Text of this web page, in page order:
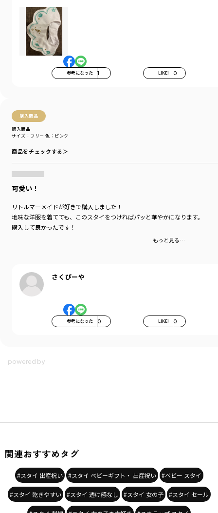
参考になった 1 LIKE! 0
購入商品
購入商品
サイズ：フリー 色：ピンク
商品をチェックする＞
可愛い！
リトルマーメイドが好きで購入しました！
地味な洋服を着てても、このスタイをつければパッと華やかになります。
購入して良かったです！
もっと見る…
さくぴーや
参考になった 0 LIKE! 0
BABY
商品番号
04-3576-601
関連おすすめタグ
#スタイ 出産祝い #スタイ ベビーギフト・ 出産祝い #ベビー スタイ
#スタイ 乾きやすい #スタイ 透け感なし #スタイ 女の子 #スタイ セール